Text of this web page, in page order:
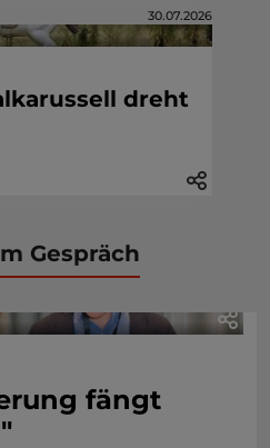
30.07.2026
dreht
Gespräch
fängt